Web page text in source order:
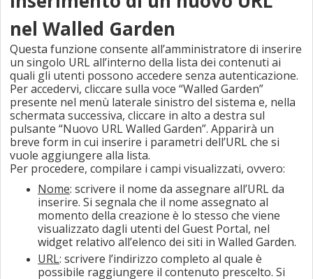
nel Walled Garden
Questa funzione consente all’amministratore di inserire
un singolo URL all’interno della lista dei contenuti ai
quali gli utenti possono accedere senza autenticazione.
Per accedervi, cliccare sulla voce “Walled Garden”
presente nel menù laterale sinistro del sistema e, nella
schermata successiva, cliccare in alto a destra sul
pulsante “Nuovo URL Walled Garden”. Apparirà un
breve form in cui inserire i parametri dell’URL che si
vuole aggiungere alla lista.
Per procedere, compilare i campi visualizzati, ovvero:
Nome: scrivere il nome da assegnare all’URL da
inserire. Si segnala che il nome assegnato al
momento della creazione è lo stesso che viene
visualizzato dagli utenti del Guest Portal, nel
widget relativo all’elenco dei siti in Walled Garden.
URL: scrivere l’indirizzo completo al quale è
possibile raggiungere il contenuto prescelto. Si